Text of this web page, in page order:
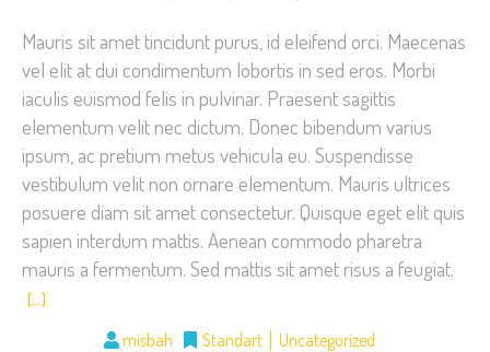
Mauris sit amet tincidunt purus, id eleifend orci. Maecenas
vel elit at dui condimentum lobortis in sed eros. Morbi
iaculis euismod felis in pulvinar. Praesent sagittis
elementum velit nec dictum. Donec bibendum varius
ipsum, ac pretium metus vehicula eu. Suspendisse
vestibulum velit non ornare elementum. Mauris ultrices
posuere diam sit amet consectetur. Quisque eget elit quis
sapien interdum mattis. Aenean commodo pharetra
mauris a fermentum. Sed mattis sit amet risus a feugiat.
[…]
misbah Standart Uncategorized